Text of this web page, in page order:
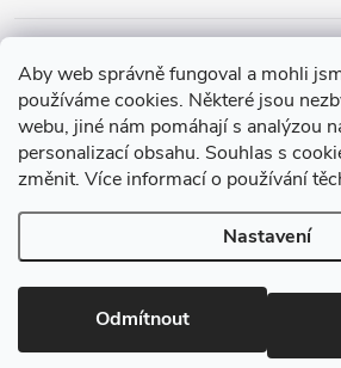
Aby web správně fungoval a mohli
používáme cookies. Některé jsou
webu, jiné nám pomáhají s analýzou
personalizací obsahu. Souhlas s
změnit. Více informací o používání
Nastavení
Odmítnout
Zajímavosti ze světa vůní
Copyright 2026arabskeparfemy.com.
nastavení cookies